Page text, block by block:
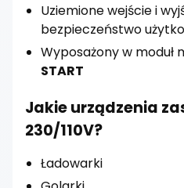
Uziemione wejście i
bezpieczeństwo
Wyposażony w moduł
START
Jakie urządzenia
230/110V?
Ładowarki